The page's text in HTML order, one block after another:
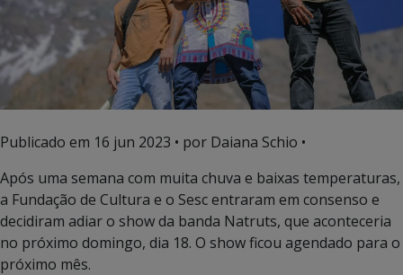
Publicado em 16 jun 2023 • por Daiana Schio •
Após uma semana com muita chuva e baixas temperaturas,
a Fundação de Cultura e o Sesc entraram em consenso e
decidiram adiar o show da banda Natruts, que aconteceria
no próximo domingo, dia 18. O show ficou agendado para o
próximo mês.